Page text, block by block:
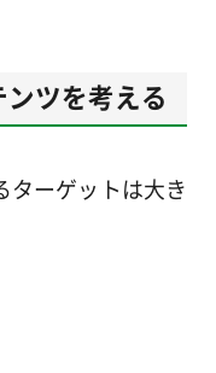
ツを考える
ターゲットは大き